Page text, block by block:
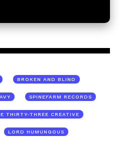
BROKEN AND BLIND
SPINEFARM RECORDS
THIRTY-THREE CREATIVE
LORD HUMUNGOUS